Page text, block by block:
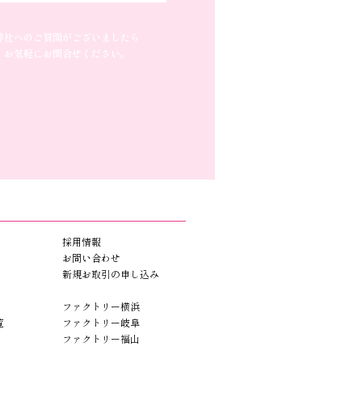
社へのご質問がございましたら
お気軽にお問合せください。
採用情報
お問い合わせ
新規お取引の申し込み
ファクトリー横浜
ファクトリー岐阜
ファクトリー福山